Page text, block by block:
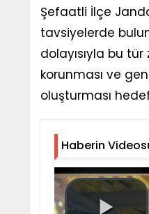
Şefaatli İlçe
tavsiyelerde
dolayısıyla bu
korunması ve
oluşturması
Haberin